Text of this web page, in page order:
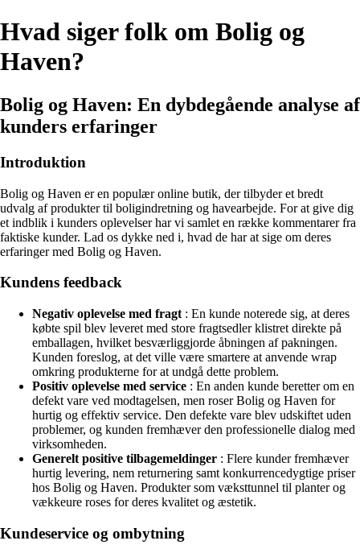
Hvad siger folk om Bolig og
Haven?
Bolig og Haven: En dybdegående analyse af
kunders erfaringer
Introduktion
Bolig og Haven er en populær online butik, der tilbyder et bredt
udvalg af produkter til boligindretning og havearbejde. For at give dig
et indblik i kunders oplevelser har vi samlet en række kommentarer fra
faktiske kunder. Lad os dykke ned i, hvad de har at sige om deres
erfaringer med Bolig og Haven.
Kundens feedback
Negativ oplevelse med fragt : En kunde noterede sig, at deres
købte spil blev leveret med store fragtsedler klistret direkte på
emballagen, hvilket besværliggjorde åbningen af pakningen.
Kunden foreslog, at det ville være smartere at anvende wrap
omkring produkterne for at undgå dette problem.
Positiv oplevelse med service : En anden kunde beretter om en
defekt vare ved modtagelsen, men roser Bolig og Haven for
hurtig og effektiv service. Den defekte vare blev udskiftet uden
problemer, og kunden fremhæver den professionelle dialog med
virksomheden.
Generelt positive tilbagemeldinger : Flere kunder fremhæver
hurtig levering, nem returnering samt konkurrencedygtige priser
hos Bolig og Haven. Produkter som væksttunnel til planter og
vækkeure roses for deres kvalitet og æstetik.
Kundeservice og ombytning